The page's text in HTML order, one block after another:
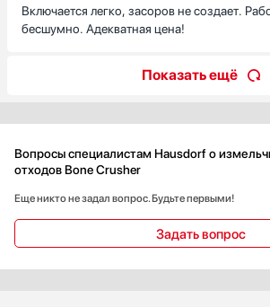
Включается легко, засоров не создает.
бесшумно. Адекватная цена!
Показать ещё
Вопросы специалистам Hausdorf о
отходов Bone Crusher
Еще никто не задал вопрос. Будьте первыми!
Задать вопрос